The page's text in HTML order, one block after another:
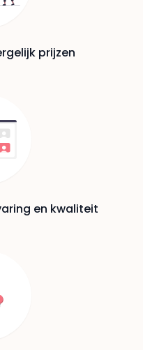
prijzen
en kwaliteit